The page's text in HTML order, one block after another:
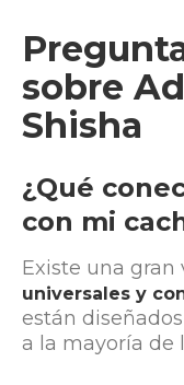
sobre
Shisha
¿Qué
con mi
Existe una gran
universales y
están
a la mayoría de